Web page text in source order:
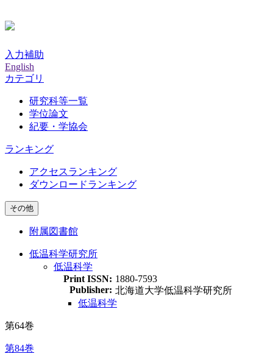
入力補助
English
カテゴリ
研究科等一覧
学位論文
紀要・学協会
ランキング
アクセスランキング
ダウンロードランキング
その他
附属図書館
低温科学研究所
低温科学
Print ISSN: 1880-7593
Publisher: 北海道大学低温科学研究所
低温科学
第64巻
第84巻